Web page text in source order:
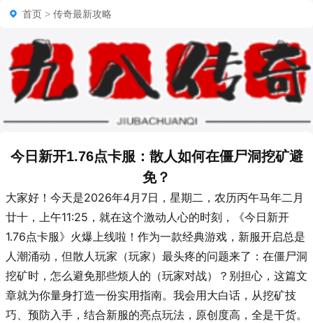
首页 > 传奇最新攻略
今日新开1.76点卡服：散人如何在僵尸洞挖矿避
免？
大家好！今天是2026年4月7日，星期二，农历丙午马年二月
廿十，上午11:25，就在这个激动人心的时刻，《今日新开
1.76点卡服》火爆上线啦！作为一款经典游戏，新服开启总是
人潮涌动，但散人玩家（玩家）最头疼的问题来了：在僵尸洞
挖矿时，怎么避免那些烦人的（玩家对战）？别担心，这篇文
章就为你量身打造一份实用指南。我会用大白话，从挖矿技
巧、预防入手，结合新服的亮点玩法，原创度高，全是干货。